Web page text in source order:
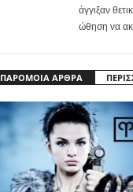
άγγιξαν
ώθηση να
ΠΑΡΟΜΟΙΑ ΑΡΘΡΑ